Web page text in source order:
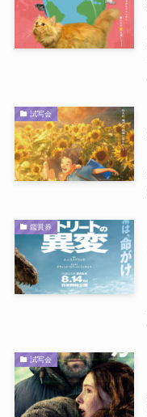
試写会
鑑賞券
試写会